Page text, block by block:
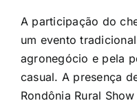
A participação do
um evento
agronegócio e pela
casual. A presença
Rondônia Rural